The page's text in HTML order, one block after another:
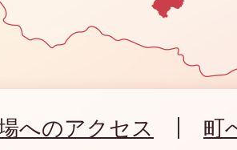
へのアクセス
町